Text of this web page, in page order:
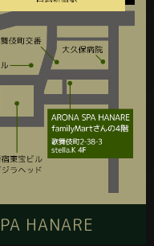
HANARE